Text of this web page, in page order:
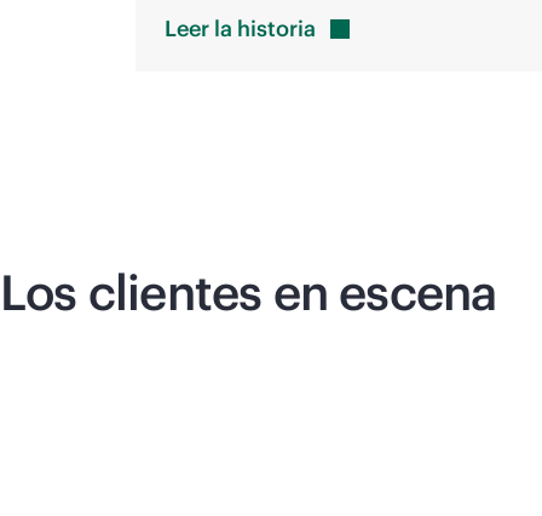
Leer la historia
Los clientes en escena